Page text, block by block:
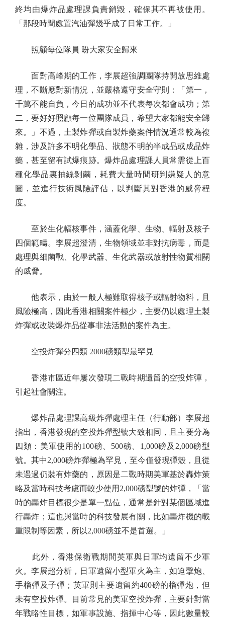
終均由爆炸品處理課負責銷毀，確保其不再被使用。
「那段時間處置汽油彈幾乎成了日常工作。」
照顧每位隊員 盼大家安全歸來
面對高峰期的工作，李展超強調團隊持開放思維處
理，不斷應對新情況，並嚴格遵守安全守則：「第一，
千萬不能自負，今日的成功並不代表每次都會成功；第
二，要好好照顧每一位團隊成員，希望大家都能安全歸
來。」不過，土製炸彈或自製炸藥案件情況通常較為複
雜，涉及許多不明化學品、狀態不明的半成品或成品炸
藥，甚至留有試爆痕跡。爆炸品處理課人員常需從上百
種化學品裏抽絲剝繭，耗費大量時間研判嫌疑人的意
圖，並進行技術風險評估，以判斷其對香港的威脅程
度。
至於生化輻核事件，涵蓋化學、生物、輻射及核子
四個範疇。李展超澄清，生物領域並非對抗病毒，而是
處理與細菌戰、化學武器、生化武器或放射性物質相關
的威脅。
他表示，由於一般人極難取得核子或輻射物料，且
風險極高，因此香港相關案件極少，主要仍以處理土製
炸彈或改裝爆炸品從事非法活動的案件為主。
空投炸彈分四類 2000磅類型最罕見
香港市區近年屢次發現二戰時期遺留的空投炸彈，
引起社會關注。
爆炸品處理課高級炸彈處理主任（行動部）李展超
指出，香港發現的空投炸彈型號大致相同，且主要分為
四類：美軍使用的100磅、500磅、1,000磅及2,000磅型
號。其中2,000磅炸彈極為罕見，至今僅發現彈殼，且從
未遇過仍裝有炸藥的，原因是二戰時期美軍基於轟炸策
略及當時科技考慮而較少使用2,000磅型號的炸彈，「當
時的轟炸目標很少是單一點位，通常是針對某個區域進
行轟炸；這也與當時的科技發展有關，比如轟炸機的載
重限制等因素，所以2,000磅並不是首選。」
此外，香港保衛戰期間英軍與日軍均遺留不少軍
火。李展超分析，日軍遺留小型軍火為主，如迫擊炮、
手榴彈及子彈；英軍則主要遺留約400磅的榴彈炮，但
未有空投炸彈。目前常見的美軍空投炸彈，主要針對當
年戰略性目標，如軍事設施、指揮中心等，因此數量較